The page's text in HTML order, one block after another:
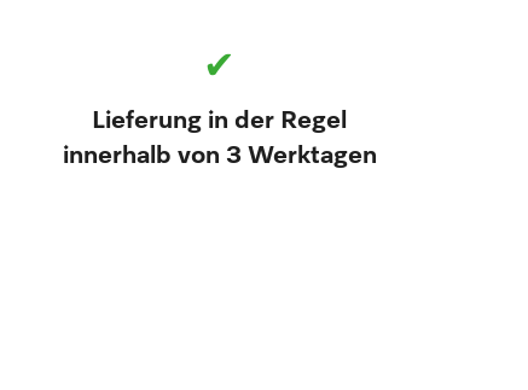
✔
Lieferung in der Regel
innerhalb von 3 Werktagen